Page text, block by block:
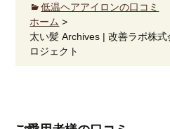
低温ヘアアイロンの口コミ
ホーム >
太い髪 Archives | 改善ラボ株
ロジェクト